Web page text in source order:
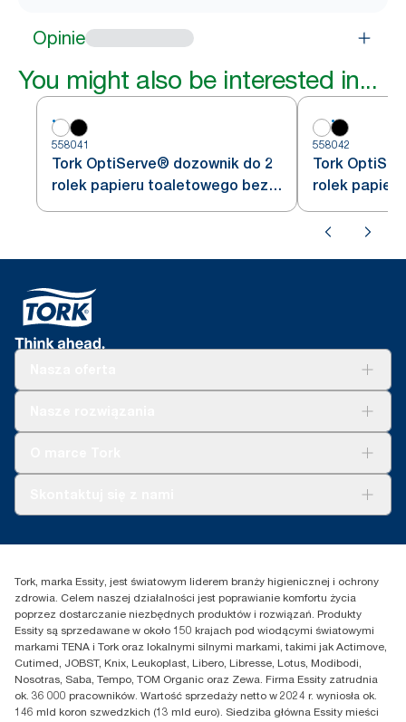
Opinie
You might also be interested in...
558041
Tork OptiServe® dozownik do 2
rolek papieru toaletowego bez
gilzy biały T7
558042
Tork
rolek
gilzy czarny
Reklamacja produktu
Przedstawiciele handlowi
Puławska 180
02-670 Warszawa
Polska
Tork, marka Essity, jest światowym liderem branży higienicznej i ochrony
zdrowia. Celem naszej działalności jest poprawianie komfortu życia
poprzez dostarczanie niezbędnych produktów i rozwiązań. Produkty
Essity są sprzedawane w około 150 krajach pod wiodącymi światowymi
markami TENA i Tork oraz lokalnymi silnymi markami, takimi jak Actimove,
Cutimed, JOBST, Knix, Leukoplast, Libero, Libresse, Lotus, Modibodi,
Nosotras, Saba, Tempo, TOM Organic oraz Zewa. Firma Essity zatrudnia
ok. 36 000 pracowników. Wartość sprzedaży netto w 2024 r. wyniosła ok.
146 mld koron szwedzkich (13 mld euro). Siedziba główna Essity mieści